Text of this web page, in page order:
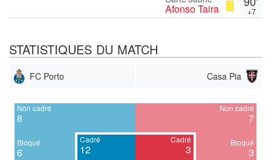
+7
Afonso Taira
STATISTIQUES DU MATCH
FC Porto Casa Pia
Non cadré
8
Bloqué
6
Cadré
12
Cadré
3
Non cadré
7
Bloqué
3